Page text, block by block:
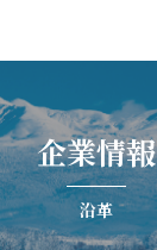
企業情報
沿革